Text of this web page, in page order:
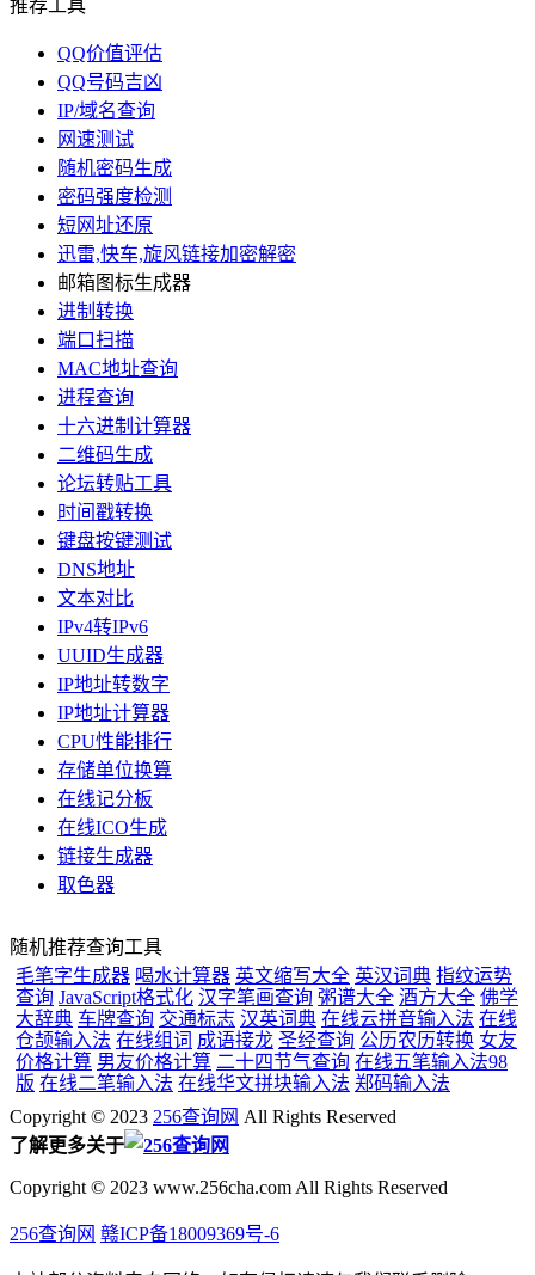
推荐工具
QQ价值评估
QQ号码吉凶
IP/域名查询
网速测试
随机密码生成
密码强度检测
短网址还原
迅雷,快车,旋风链接加密解密
邮箱图标生成器
进制转换
端口扫描
MAC地址查询
进程查询
十六进制计算器
二维码生成
论坛转贴工具
时间戳转换
键盘按键测试
DNS地址
文本对比
IPv4转IPv6
UUID生成器
IP地址转数字
IP地址计算器
CPU性能排行
存储单位换算
在线记分板
在线ICO生成
链接生成器
取色器
随机推荐查询工具
毛笔字生成器 喝水计算器 英文缩写大全 英汉词典 指纹运势
查询 JavaScript格式化 汉字笔画查询 粥谱大全 酒方大全 佛学
大辞典 车牌查询 交通标志 汉英词典 在线云拼音输入法 在线
仓颉输入法 在线组词 成语接龙 圣经查询 公历农历转换 女友
价格计算 男友价格计算 二十四节气查询 在线五笔输入法98
版 在线二笔输入法 在线华文拼块输入法 郑码输入法
Copyright © 2023 256查询网 All Rights Reserved
了解更多关于
Copyright © 2023 www.256cha.com All Rights Reserved
256查询网 赣ICP备18009369号-6